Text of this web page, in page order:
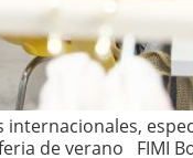
de verano FIMI